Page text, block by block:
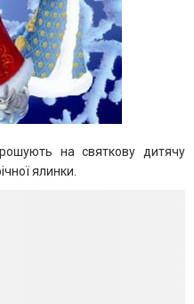
на святкову дитячу
ялинки.